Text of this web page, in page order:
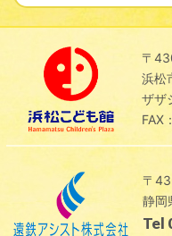
〒
浜松
ザザ
FAX
〒
静岡
Tel